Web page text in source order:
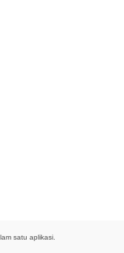
satu aplikasi.